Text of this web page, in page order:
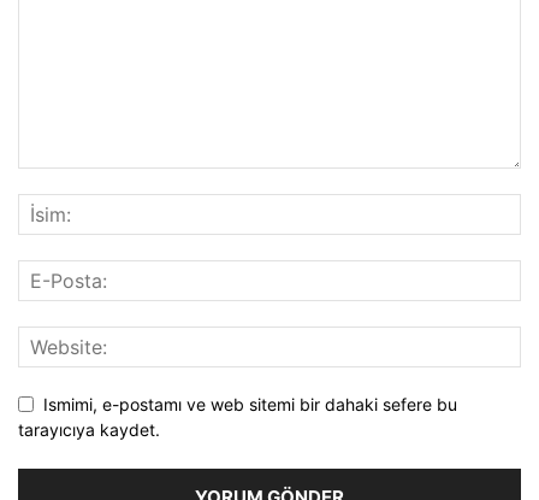
Ismimi, e-postamı ve web sitemi bir dahaki sefere bu
tarayıcıya kaydet.